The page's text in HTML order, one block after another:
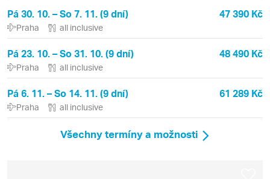
Pá 30. 10. – So 7. 11. (9 dní) 47 390 Kč
Praha all inclusive
Pá 23. 10. – So 31. 10. (9 dní) 48 490 Kč
Praha all inclusive
Pá 6. 11. – So 14. 11. (9 dní) 61 289 Kč
Praha all inclusive
Všechny termíny a možnosti